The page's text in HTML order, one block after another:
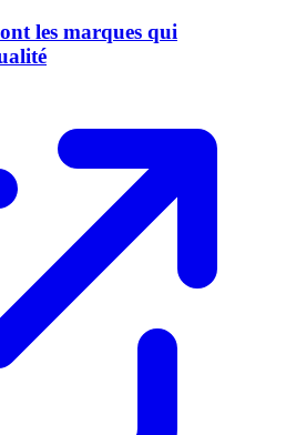
les marques qui